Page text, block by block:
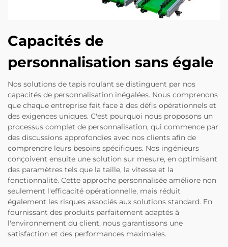
Capacités de
personnalisation sans égale
Nos solutions de tapis roulant se distinguent par nos
capacités de personnalisation inégalées. Nous comprenons
que chaque entreprise fait face à des défis opérationnels et
des exigences uniques. C'est pourquoi nous proposons un
processus complet de personnalisation, qui commence par
des discussions approfondies avec nos clients afin de
comprendre leurs besoins spécifiques. Nos ingénieurs
conçoivent ensuite une solution sur mesure, en optimisant
des paramètres tels que la taille, la vitesse et la
fonctionnalité. Cette approche personnalisée améliore non
seulement l'efficacité opérationnelle, mais réduit
également les risques associés aux solutions standard. En
fournissant des produits parfaitement adaptés à
l'environnement du client, nous garantissons une
satisfaction et des performances maximales.